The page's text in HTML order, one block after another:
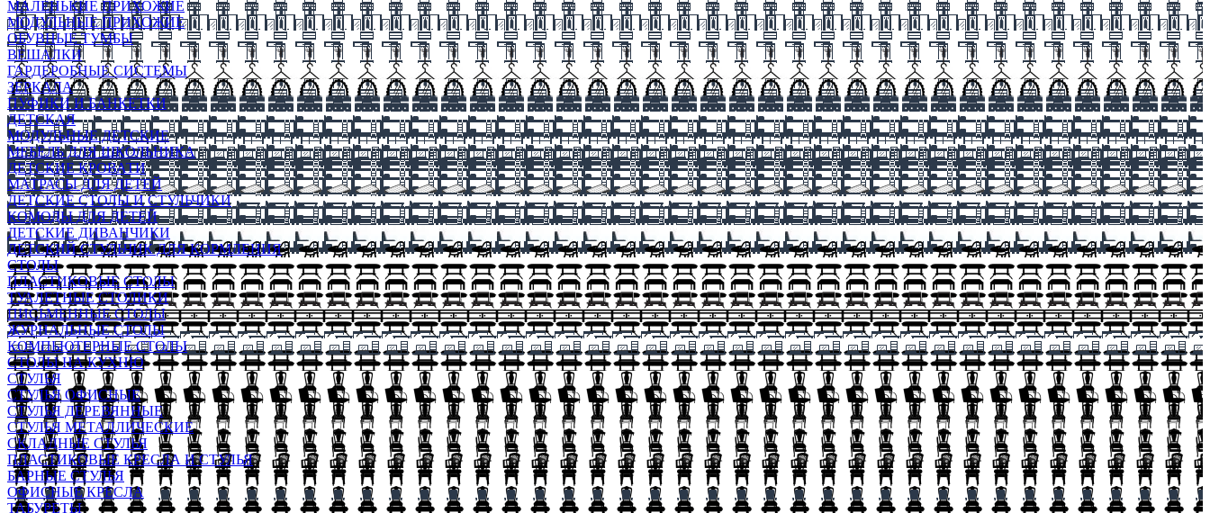
МАЛЕНЬКИЕ ПРИХОЖИЕ
МОДУЛЬНЫЕ ПРИХОЖИЕ
ОБУВНЫЕ ТУМБЫ
ВЕШАЛКИ
ГАРДЕРОБНЫЕ СИСТЕМЫ
ЗЕРКАЛА
ПУФИКИ И БАНКЕТКИ
ДЕТСКАЯ
МОДУЛЬНЫЕ ДЕТСКИЕ
МЕБЕЛЬ ДЛЯ ШКОЛЬНИКА
ДЕТСКИЕ КРОВАТИ
МАТРАСЫ ДЛЯ ДЕТЕЙ
ДЕТСКИЕ СТОЛЫ И СТУЛЬЧИКИ
КОМОДЫ ДЛЯ ДЕТЕЙ
ДЕТСКИЕ ДИВАНЧИКИ
ДЕТСКИЙ СТУЛЬЧИК ДЛЯ КОРМЛЕНИЯ
СТОЛЫ
ПЛАСТИКОВЫЕ СТОЛЫ
ТУАЛЕТНЫЕ СТОЛИКИ
ПИСЬМЕННЫЕ СТОЛЫ
ЖУРНАЛЬНЫЕ СТОЛЫ
КОМПЬЮТЕРНЫЕ СТОЛЫ
СТОЛЫ НА КУХНЮ
СТУЛЬЯ
СТУЛЬЯ ОФИСНЫЕ
СТУЛЬЯ ДЕРЕВЯННЫЕ
СТУЛЬЯ МЕТАЛЛИЧЕСКИЕ
СКЛАДНЫЕ СТУЛЬЯ
ПЛАСТИКОВЫЕ КРЕСЛА И СТУЛЬЯ
БАРНЫЕ СТУЛЬЯ
ОФИСНЫЕ КРЕСЛА
ТАБУРЕТЫ